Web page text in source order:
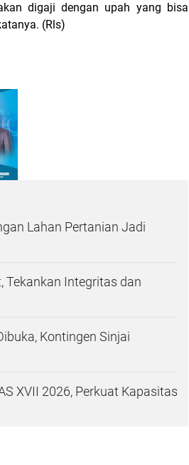
digaji dengan upah yang bisa
(Rls)
Lahan Pertanian Jadi
Tekankan Integritas dan
Kontingen Sinjai
XVII 2026, Perkuat Kapasitas